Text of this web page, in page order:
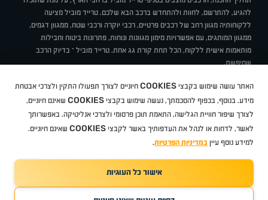
להגיע, להתרשם, לחוות ולהתחדש ברכב הבא שלכם. טרייד מוביל מציעה
ללקוחותיה מגוון רחב של רכבים פרטיים, רכבי יוקרה ורכבי שטח, ממגוון דגמים,
ממגוון המותגים, עם אפשרויות מימון מגוונות ונוחות, פתרונות ביטוח וחבילות
מותאמות אישית ללקוח, הכל תחת קורת גג אחת. טרייד מוביל – בדיוק הרכב
שחיפשת.
תקנוןBUY BACKמבצעיםמגזין טרייד מובילאיך זה עובד? דרושים
ניהול העדפות עוגיות
סיטרואן אופלפיג'וMG
Geelyמזדהבי ווי דיצ'רי טסלהניסאןטויוטהדאצ'יהפולקסווגןטסלה
ב מ וולקסוסאאודיסקודהיונדאירנושברולט
TradeMobile instagram
TradeMobile facebook
האתר עושה שימוש בקבצי COOKIES חיוניים לצורך תפעולו התקין ולצרכי אבטחת
מידע. בנוסף, בכפוף להסכמתך, נעשה שימוש בקבצי COOKIES שאינם חיוניים,
לצורך שיפור חוויית הגלישה, התאמת תוכן פרסומי ולצרכי אנליטיקה. באפשרותך
לאשר, לדחות או לנהל את העדפותיך באשר לקבצי COOKIES שאינם חיוניים.
למידע נוסף עיין במדיניות הפרטיות.
אישור כל העוגיות